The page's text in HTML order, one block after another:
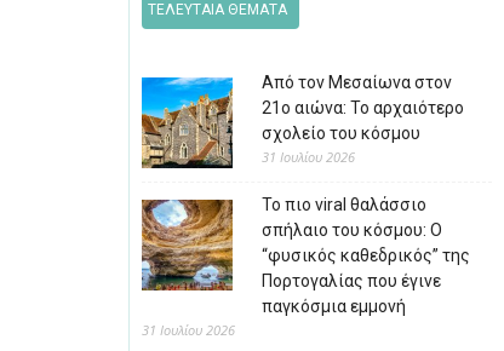
ΤΕΛΕΥΤΑΙΑ ΘΕΜΑΤΑ
Από τον Μεσαίωνα στον
21ο αιώνα: Το αρχαιότερο
σχολείο του κόσμου
31 Ιουλίου 2026
Το πιο viral θαλάσσιο
σπήλαιο του κόσμου: Ο
“φυσικός καθεδρικός” της
Πορτογαλίας που έγινε
παγκόσμια εμμονή
31 Ιουλίου 2026